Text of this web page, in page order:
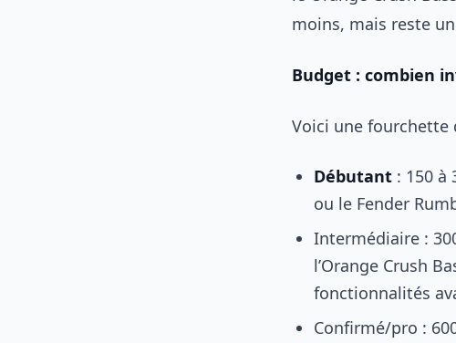
moins, mais reste
Budget : combien
Voici une fourchette
Débutant : 150 à
ou le Fender
Intermédiaire :
l’Orange Crush
fonctionnalités
Confirmé/pro :